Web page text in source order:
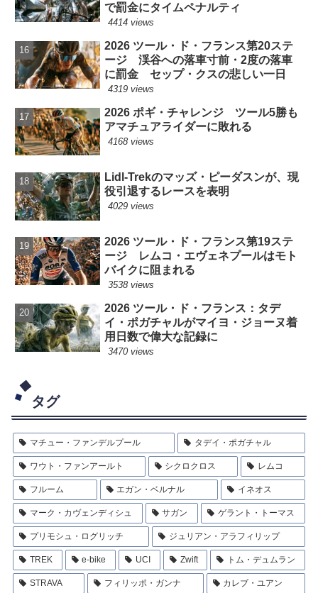
で罰金にタイムペナルティ
4414 views
2026 ツール・ド・フランス第20ステ
ージ 渓谷への落車寸前・2度の落車
に罰金 セップ・クスの悲しい一日
4319 views
2026 ポギ・チャレンジ ツール5勝も
アマチュアライダーに敗れる
4168 views
Lidl-Trekのマッズ・ピーダスンが、現
役引退するレースを表明
4029 views
2026 ツール・ド・フランス第19ステ
ージ レムコ・エヴェネプールはモト
バイクに阻まれる
3538 views
2026 ツール・ド・フランス：タデ
イ・ポガチャルがマイヨ・ジョーヌ着
用日数で偉大な記録に
3470 views
タグ
マチュー・ファンデルプール タデイ・ポガチャル
ワウト・ファンアールト シクロクロス レムコ
フルーム エガン・ベルナル イネオス
マーク・カヴェンディシュ サガン ゲラント・トーマス
プリモシュ・ログリッチ ジュリアン・アラフィリップ
TREK e-bike UCI Zwift トム・デュムラン
STRAVA フィリッポ・ガンナ カレブ・ユアン